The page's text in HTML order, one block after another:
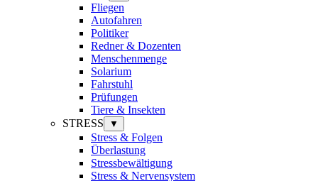
Fliegen
Autofahren
Politiker
Redner & Dozenten
Menschenmenge
Solarium
Fahrstuhl
Prüfungen
Tiere & Insekten
STRESS
▼
Stress & Folgen
Überlastung
Stressbewältigung
Stress & Nervensystem